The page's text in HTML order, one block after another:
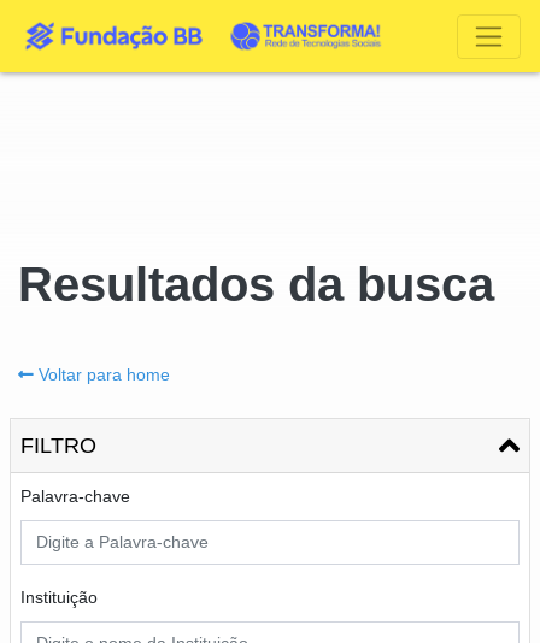
Resultados da busca
Voltar para home
FILTRO
Palavra-chave
Instituição